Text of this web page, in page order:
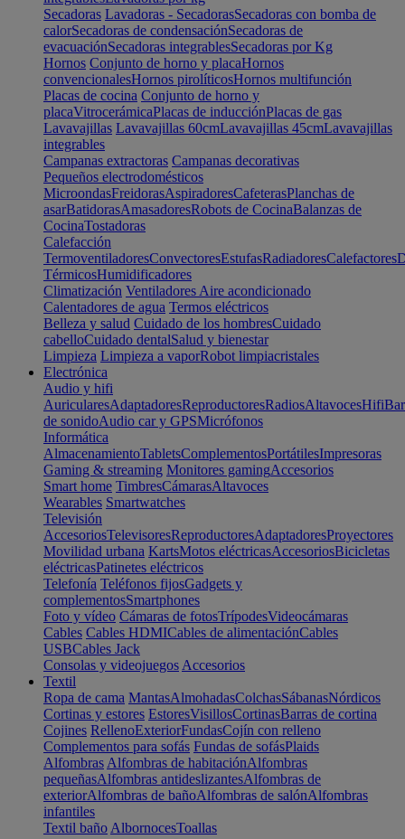
Secadoras Lavadoras - SecadorasSecadoras con bomba de
calorSecadoras de condensaciónSecadoras de
evacuaciónSecadoras integrablesSecadoras por Kg
Hornos Conjunto de horno y placaHornos
convencionalesHornos pirolíticosHornos multifunción
Placas de cocina Conjunto de horno y
placaVitrocerámicaPlacas de inducciónPlacas de gas
Lavavajillas Lavavajillas 60cmLavavajillas 45cmLavavajillas
integrables
Campanas extractoras Campanas decorativas
Pequeños electrodomésticos
MicroondasFreidorasAspiradoresCafeterasPlanchas de
asarBatidorasAmasadoresRobots de CocinaBalanzas de
CocinaTostadoras
Calefacción
TermoventiladoresConvectoresEstufasRadiadoresCalefactores
TérmicosHumidificadores
Climatización Ventiladores Aire acondicionado
Calentadores de agua Termos eléctricos
Belleza y salud Cuidado de los hombresCuidado
cabelloCuidado dentalSalud y bienestar
Limpieza Limpieza a vaporRobot limpiacristales
Electrónica
Audio y hifi
AuricularesAdaptadoresReproductoresRadiosAltavocesHifi
de sonidoAudio car y GPSMicrófonos
Informática
AlmacenamientoTabletsComplementosPortátilesImpresoras
Gaming & streaming Monitores gamingAccesorios
Smart home TimbresCámarasAltavoces
Wearables Smartwatches
Televisión
AccesoriosTelevisoresReproductoresAdaptadoresProyectores
Movilidad urbana KartsMotos eléctricasAccesoriosBicicletas
eléctricasPatinetes eléctricos
Telefonía Teléfonos fijosGadgets y
complementosSmartphones
Foto y vídeo Cámaras de fotosTrípodesVideocámaras
Cables Cables HDMICables de alimentaciónCables
USBCables Jack
Consolas y videojuegos Accesorios
Textil
Ropa de cama MantasAlmohadasColchasSábanasNórdicos
Cortinas y estores EstoresVisillosCortinasBarras de cortina
Cojines RellenoExteriorFundasCojín con relleno
Complementos para sofás Fundas de sofásPlaids
Alfombras Alfombras de habitaciónAlfombras
pequeñasAlfombras antideslizantesAlfombras de
exteriorAlfombras de bañoAlfombras de salónAlfombras
infantiles
Textil baño AlbornocesToallas